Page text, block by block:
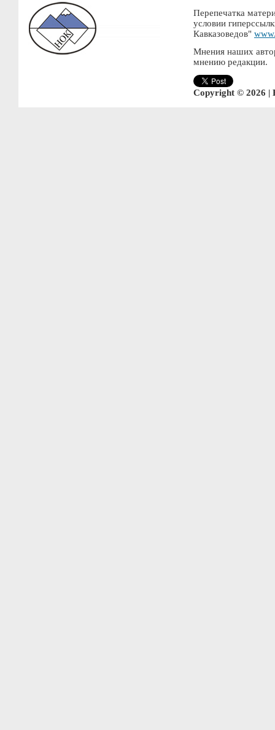
Перепечатка
условии
Кавказоведов"
Мнения наших
мнению редакции.
Copyright © 2026